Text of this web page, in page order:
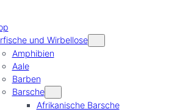
und Wirbellose
Amphibien
Aale
Barben
Barsche
Afrikanische Barsche